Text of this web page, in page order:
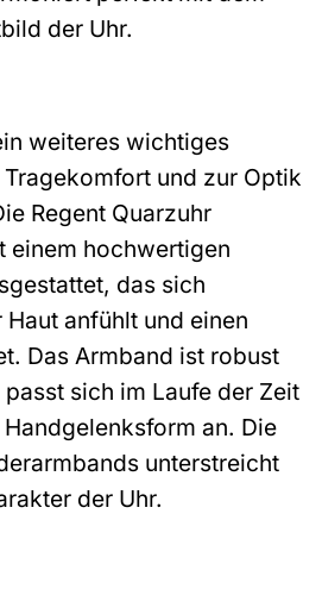
der Uhr.
weiteres wichtiges
und zur Optik
Regent Quarzuhr
einem hochwertigen
das sich
anfühlt und einen
Das Armband ist robust
sich im Laufe der Zeit
an. Die
unterstreicht
der Uhr.